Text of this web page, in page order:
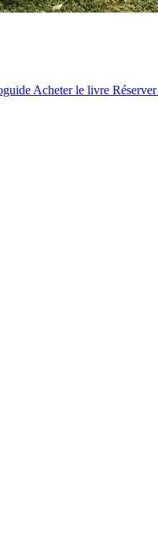
Acheter le livre